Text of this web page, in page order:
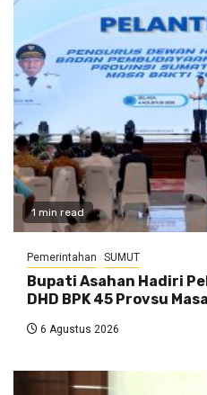
1 min read
Pemerintahan SUMUT
Bupati Asahan Hadiri
DHD BPK 45 Provsu
6 Agustus 2026